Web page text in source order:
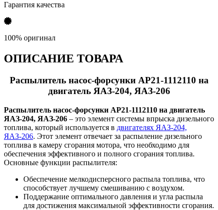
Гарантия качества
100% оригинал
ОПИСАНИЕ ТОВАРА
Распылитель насос-форсунки АР21-1112110 на
двигатель ЯАЗ-204, ЯАЗ-206
Распылитель насос-форсунки АР21-1112110 на двигатель
ЯАЗ-204, ЯАЗ-206 – это элемент системы впрыска дизельного
топлива, который используется в двигателях ЯАЗ-204,
ЯАЗ-206. Этот элемент отвечает за распыление дизельного
топлива в камеру сгорания мотора, что необходимо для
обеспечения эффективного и полного сгорания топлива.
Основные функции распылителя:
Обеспечение мелкодисперсного распыла топлива, что
способствует лучшему смешиванию с воздухом.
Поддержание оптимального давления и угла распыла
для достижения максимальной эффективности сгорания.